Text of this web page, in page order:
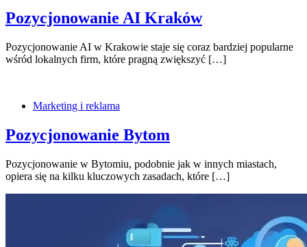
Pozycjonowanie AI Kraków
Pozycjonowanie AI w Krakowie staje się coraz bardziej popularne
wśród lokalnych firm, które pragną zwiększyć […]
Marketing i reklama
Pozycjonowanie Bytom
Pozycjonowanie w Bytomiu, podobnie jak w innych miastach,
opiera się na kilku kluczowych zasadach, które […]